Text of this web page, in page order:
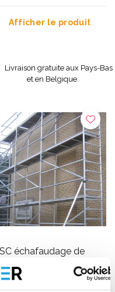
Afficher le produit
Livraison gratuite aux Pays-Bas
et en Belgique
échafaudage de
75 cm - 7,50 m x 8